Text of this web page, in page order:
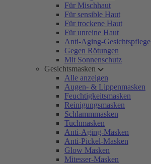
Für Mischhaut
Für sensible Haut
Für trockene Haut
Für unreine Haut
Anti-Aging-Gesichtspflege
Gegen Rötungen
Mit Sonnenschutz
Gesichtsmasken
Alle anzeigen
Augen- & Lippenmasken
Feuchtigkeitsmasken
Reinigungsmasken
Schlammmasken
Tuchmasken
Anti-Aging-Masken
Anti-Pickel-Masken
Glow Masken
Mitesser-Masken